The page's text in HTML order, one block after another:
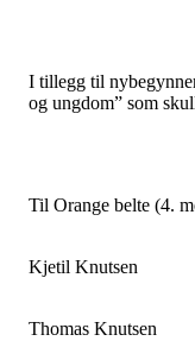
I tillegg til
og ungdom” som
Til Orange belte (4.
Kjetil Knutsen
Thomas Knutsen